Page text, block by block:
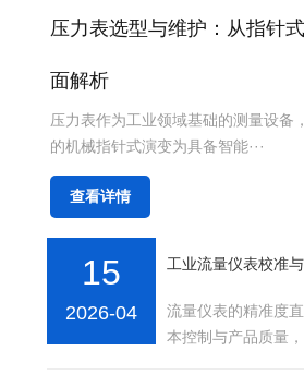
压力表选型与维护：从指针
面解析
压力表作为工业领域基础的测量设备
的机械指针式演变为具备智能···
查看详情
15
2026-04
流量仪表的精准度
本控制与产品质量